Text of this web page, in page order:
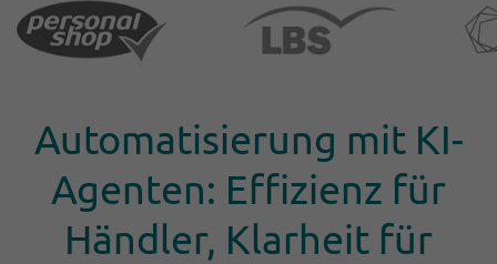
Automatisierung mit KI-
Agenten: Effizienz für
Händler, Klarheit für